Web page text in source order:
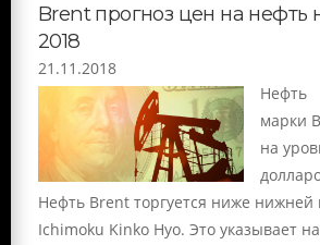
Brent прогноз цен на нефть
2018
21.11.2018
Нефть
марки
на
Нефть Brent торгуется ниже
Ichimoku Kinko Hyo. Это указывает